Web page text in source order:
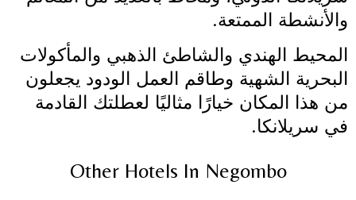
والأنشطة الممتعة.
المحيط الهندي والشاطئ الذهبي والمأكولات
البحرية الشهية وطاقم العمل الودود يجعلون
من هذا المكان خيارًا مثاليًا لعطلتك القادمة
في سريلانكا.
Other Hotels In Negombo